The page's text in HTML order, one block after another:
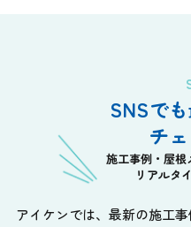
SNSで
チ
施工事例・屋根
リアルタ
アイケンでは、最新の施工